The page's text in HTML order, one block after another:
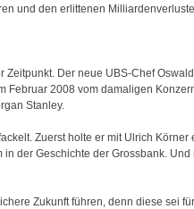
und den erlittenen
Der neue UBS-Chef
Februar 2008 vom damaligen
Stanley.
Zuerst holte er mit Ulrich
der Geschichte der Grossbank.
Zukunft führen, denn diese sei